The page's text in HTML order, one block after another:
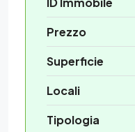
Prezzo
Superficie
Locali
Tipologia